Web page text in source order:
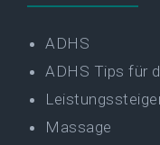
ADHS
ADHS Tips für
Massage